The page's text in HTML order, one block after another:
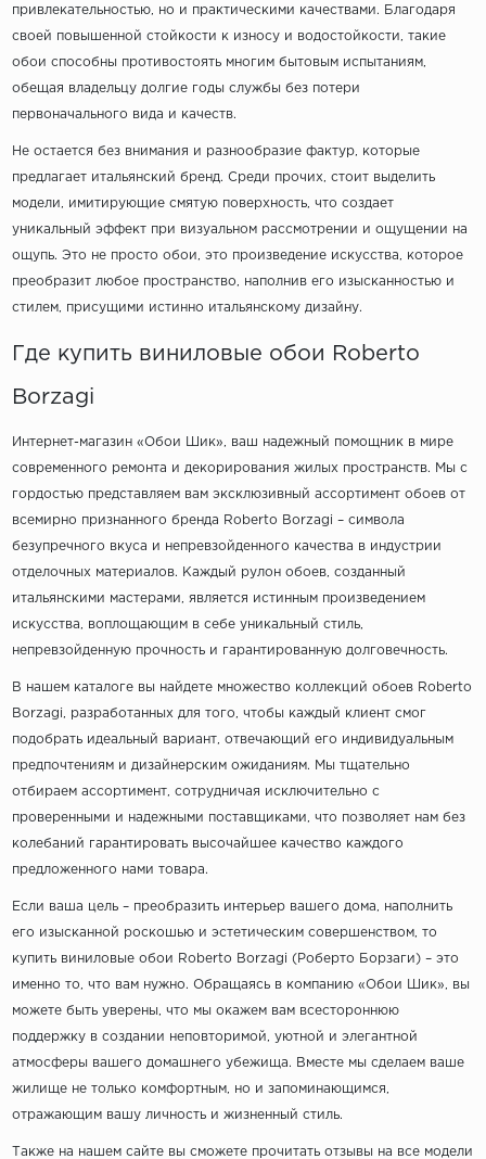
привлекательностью, но и практическими качествами. Благодаря
своей повышенной стойкости к износу и водостойкости, такие
обои способны противостоять многим бытовым испытаниям,
обещая владельцу долгие годы службы без потери
первоначального вида и качеств.
Не остается без внимания и разнообразие фактур, которые
предлагает итальянский бренд. Среди прочих, стоит выделить
модели, имитирующие смятую поверхность, что создает
уникальный эффект при визуальном рассмотрении и ощущении на
ощупь. Это не просто обои, это произведение искусства, которое
преобразит любое пространство, наполнив его изысканностью и
стилем, присущими истинно итальянскому дизайну.
Где купить виниловые обои Roberto
Borzagi
Интернет-магазин «Обои Шик», ваш надежный помощник в мире
современного ремонта и декорирования жилых пространств. Мы с
гордостью представляем вам эксклюзивный ассортимент обоев от
всемирно признанного бренда Roberto Borzagi – символа
безупречного вкуса и непревзойденного качества в индустрии
отделочных материалов. Каждый рулон обоев, созданный
итальянскими мастерами, является истинным произведением
искусства, воплощающим в себе уникальный стиль,
непревзойденную прочность и гарантированную долговечность.
В нашем каталоге вы найдете множество коллекций обоев Roberto
Borzagi, разработанных для того, чтобы каждый клиент смог
подобрать идеальный вариант, отвечающий его индивидуальным
предпочтениям и дизайнерским ожиданиям. Мы тщательно
отбираем ассортимент, сотрудничая исключительно с
проверенными и надежными поставщиками, что позволяет нам без
колебаний гарантировать высочайшее качество каждого
предложенного нами товара.
Если ваша цель – преобразить интерьер вашего дома, наполнить
его изысканной роскошью и эстетическим совершенством, то
купить виниловые обои Roberto Borzagi (Роберто Борзаги) – это
именно то, что вам нужно. Обращаясь в компанию «Обои Шик», вы
можете быть уверены, что мы окажем вам всестороннюю
поддержку в создании неповторимой, уютной и элегантной
атмосферы вашего домашнего убежища. Вместе мы сделаем ваше
жилище не только комфортным, но и запоминающимся,
отражающим вашу личность и жизненный стиль.
Также на нашем сайте вы сможете прочитать отзывы на все модели